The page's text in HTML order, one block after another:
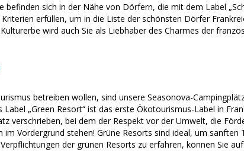
befinden sich in der Nähe von Dörfern, die mit dem Label
erfüllen, um in die Liste der schönsten Dörfer
wird auch Sie als Liebhaber des Charmes der
betreiben wollen, sind unsere Seasonova-
„Green Resort“ ist das erste Ökotourismus-Label in
verschrieben, bei dem der Respekt vor der Umwelt, die
im Vordergrund stehen! Grüne Resorts sind ideal, um sanften
der grünen Resorts zu erfahren, können Sie